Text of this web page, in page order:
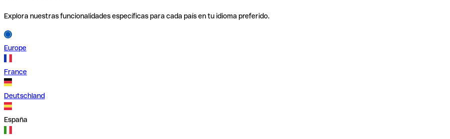
Explora nuestras funcionalidades específicas para cada país en tu idioma preferido.
Europe
France
Deutschland
España